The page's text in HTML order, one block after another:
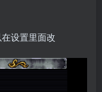
设置里面改